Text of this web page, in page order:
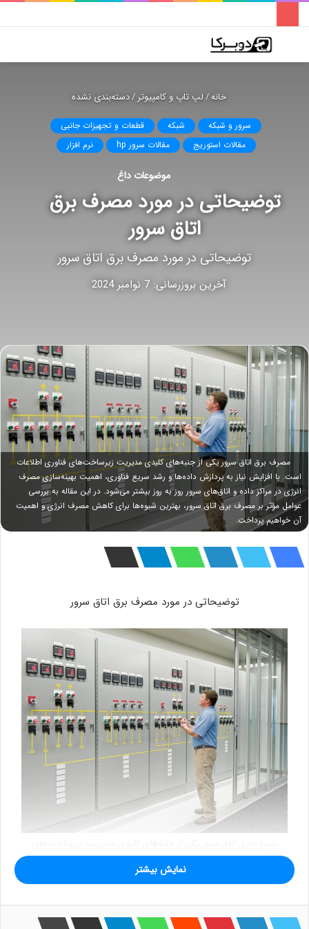
پوسته
فهرست
خانه/لپ تاپ و کامپیوتر/دسته‌بندی نشده
سرور و شبکه شبکه
قطعات و تجهیزات جانبی
مقالات استوریج
مقالات سرور hp نرم افزار
موضوعات داغ
توضیحاتی در مورد مصرف برق
اتاق سرور
توضیحاتی در مورد مصرف برق اتاق سرور
آخرین بروزرسانی: 7 نوامبر 2024
مصرف برق اتاق سرور یکی از جنبه‌های کلیدی مدیریت زیرساخت‌های فناوری اطلاعات
است. با افزایش نیاز به پردازش داده‌ها و رشد سریع فناوری، اهمیت بهینه‌سازی مصرف
انرژی در مراکز داده و اتاق‌های سرور روز به روز بیشتر می‌شود. در این مقاله به بررسی
عوامل مؤثر بر مصرف برق اتاق سرور، بهترین شیوه‌ها برای کاهش مصرف انرژی و اهمیت
آن خواهیم پرداخت.
توضیحاتی در مورد مصرف برق اتاق سرور
فناوری اطلاعات است. با افزایش نیاز به پردازش داده‌ها و رشد سریع
فناوری، اهمیت بهینه‌سازی مصرف انرژی در مراکز داده و اتاق‌های سرور روز
به روز بیشتر می‌شود. در این مقاله به بررسی عوامل مؤثر بر مصرف برق اتاق
سرور، بهترین شیوه‌ها برای کاهش مصرف انرژی و اهمیت آن خواهیم
پرداخت.
نمایش بیشتر